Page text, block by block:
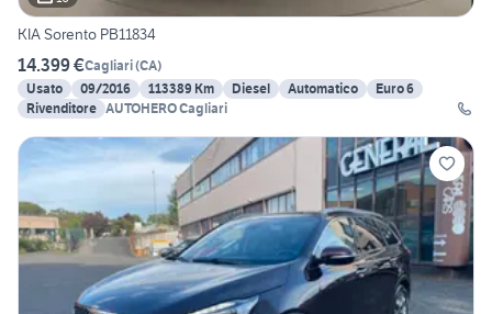
KIA Sorento PB11834
14.399 €Cagliari(CA)
Usato
09/2016 113389 Km Diesel Automatico
Euro 6
Rivenditore AUTOHERO Cagliari